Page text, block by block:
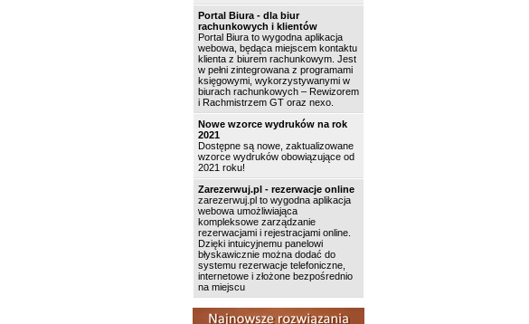
Portal Biura - dla biur
rachunkowych i klientów
Portal Biura to wygodna aplikacja
webowa, będąca miejscem kontaktu
klienta z biurem rachunkowym. Jest
w pełni zintegrowana z programami
księgowymi, wykorzystywanymi w
biurach rachunkowych – Rewizorem
i Rachmistrzem GT oraz nexo.
Nowe wzorce wydruków na rok
2021
Dostępne są nowe, zaktualizowane
wzorce wydruków obowiązujące od
2021 roku!
Zarezerwuj.pl - rezerwacje online
zarezerwuj.pl to wygodna aplikacja
webowa umożliwiająca
kompleksowe zarządzanie
rezerwacjami i rejestracjami online.
Dzięki intuicyjnemu panelowi
błyskawicznie można dodać do
systemu rezerwacje telefoniczne,
internetowe i złożone bezpośrednio
na miejscu